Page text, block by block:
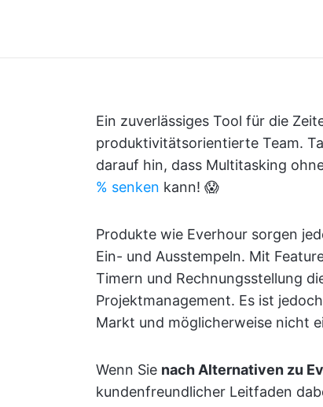
Ein zuverlässiges Tool für die
produktivitätsorientierte Team.
darauf hin, dass Multitasking
% senken kann! 😱
Produkte wie Everhour sorgen
Ein- und Ausstempeln. Mit
Timern und Rechnungsstellung
Projektmanagement. Es ist
Markt und möglicherweise nicht
Wenn Sie nach Alternativen zu
kundenfreundlicher Leitfaden